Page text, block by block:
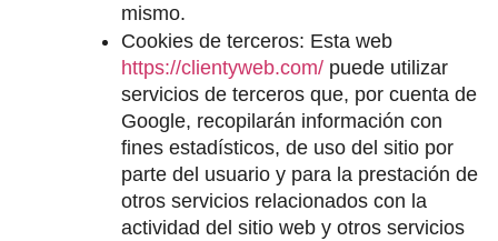
mismo.
https://clientyweb.com/ puede utilizar
servicios de terceros que, por cuenta de
Google, recopilarán información con
fines estadísticos, de uso del sitio por
parte del usuario y para la prestación de
otros servicios relacionados con la
actividad del sitio web y otros servicios